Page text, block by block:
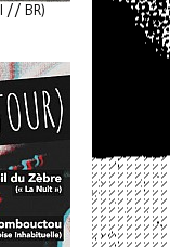
// BR)